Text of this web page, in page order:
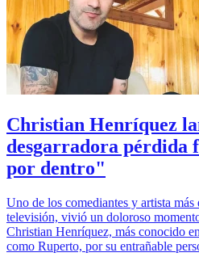
Christian Henríquez
desgarradora
por dentro"
Uno de los comediantes y artista
televisión, vivió un doloroso
Christian Henríquez, más conocido
como Ruperto, por su entrañable